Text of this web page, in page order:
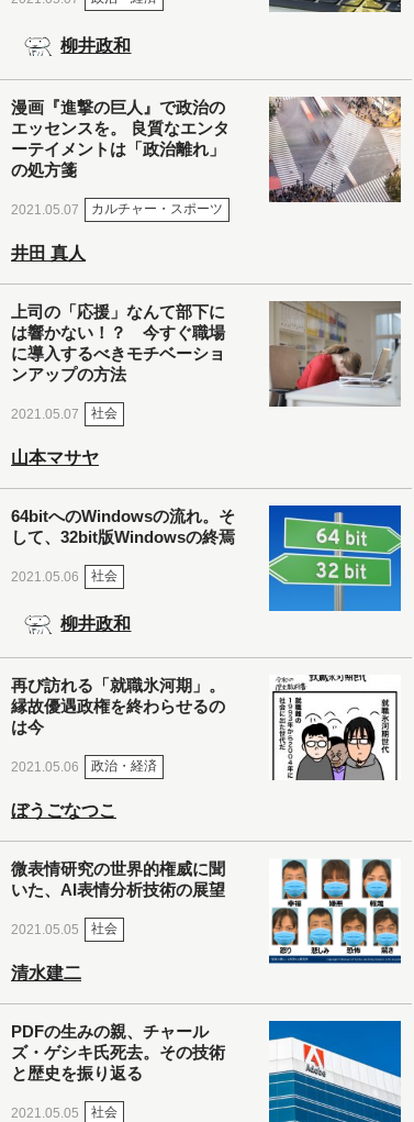
柳井政和
漫画『進撃の巨人』で政治の
エッセンスを。 良質なエンタ
ーテイメントは「政治離れ」
の処方箋
2021.05.07 カルチャー・スポーツ
井田 真人
上司の「応援」なんて部下に
は響かない！？ 今すぐ職場
に導入するべきモチベーショ
ンアップの方法
2021.05.07 社会
山本マサヤ
64bitへのWindowsの流れ。そ
して、32bit版Windowsの終焉
2021.05.06 社会
柳井政和
再び訪れる「就職氷河期」。
縁故優遇政権を終わらせるの
は今
2021.05.06 政治・経済
ぼうごなつこ
微表情研究の世界的権威に聞
いた、AI表情分析技術の展望
2021.05.05 社会
清水建二
PDFの生みの親、チャール
ズ・ゲシキ氏死去。その技術
と歴史を振り返る
2021.05.05 社会